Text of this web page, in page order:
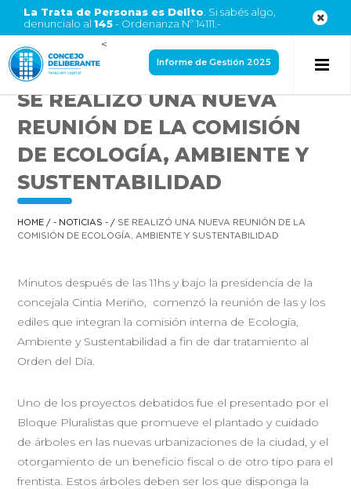
La Trata de Personas es Delito . Si sabés algo,
denuncialo al 145- Ordenanza Nº 14111.-
<
Informe de Gestión 2025
SE REALIZÓ UNA NUEVA
REUNIÓN DE LA COMISIÓN
DE ECOLOGÍA, AMBIENTE Y
SUSTENTABILIDAD
HOME /- NOTICIAS - / SE REALIZÓ UNA NUEVA REUNIÓN DE LA
COMISIÓN DE ECOLOGÍA, AMBIENTE Y SUSTENTABILIDAD
Minutos después de las 11hs y bajo la presidencia de la
concejala Cintia Meriño, comenzó la reunión de las y los
ediles que integran la comisión interna de Ecología,
Ambiente y Sustentabilidad a fin de dar tratamiento al
Orden del Día.
Uno de los proyectos debatidos fue el presentado por el
Bloque Pluralistas que promueve el plantado y cuidado
de árboles en las nuevas urbanizaciones de la ciudad, y el
otorgamiento de un beneficio fiscal o de otro tipo para el
frentista. Estos árboles deben ser los que disponga la